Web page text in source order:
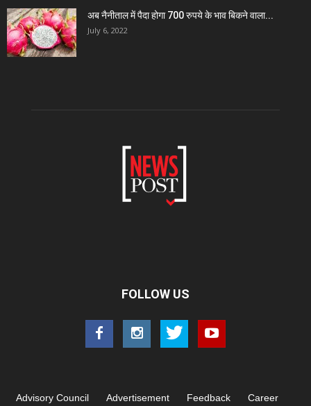
अब नैनीताल में पैदा होगा 700 रुपये के भाव बिकने वाला...
July 6, 2022
FOLLOW US
Advisory Council Advertisement Feedback Career